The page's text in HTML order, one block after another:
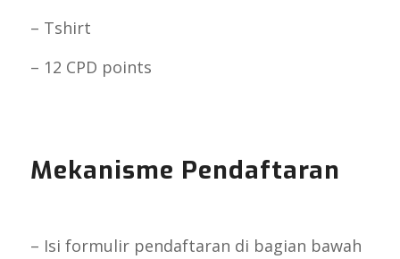
– Tshirt
– 12 CPD points
Mekanisme Pendaftaran
– Isi formulir pendaftaran di bagian bawah